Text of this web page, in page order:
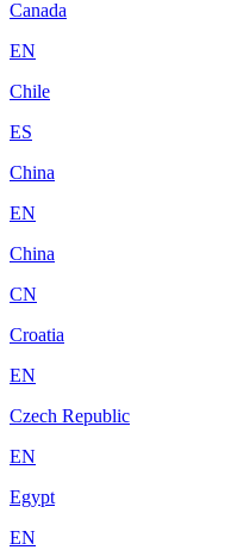
Canada
EN
Chile
ES
China
EN
China
CN
Croatia
EN
Czech Republic
EN
Egypt
EN